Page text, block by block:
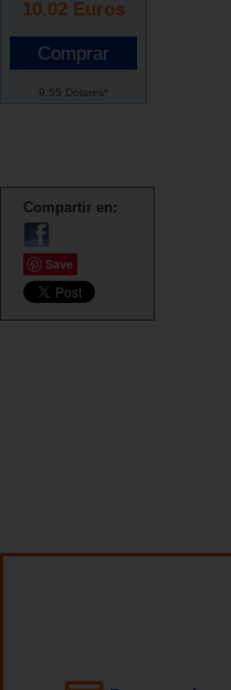
10.02 Euros
9.55 Dólares*
Compartir en:
Save